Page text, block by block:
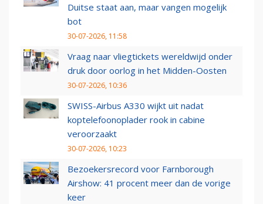
Duitse staat aan, maar vangen mogelijk
bot
30-07-2026, 11:58
Vraag naar vliegtickets wereldwijd onder
druk door oorlog in het Midden-Oosten
30-07-2026, 10:36
SWISS-Airbus A330 wijkt uit nadat
koptelefoonoplader rook in cabine
veroorzaakt
30-07-2026, 10:23
Bezoekersrecord voor Farnborough
Airshow: 41 procent meer dan de vorige
keer